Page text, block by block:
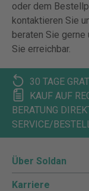
oder dem
kontaktieren Sie
beraten Sie
Sie erreichbar.
30 TAGE
KAUF AUF
BERATUNG
SERVICE/
Über Soldan
Karriere